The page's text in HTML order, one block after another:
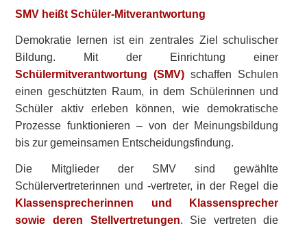
SMV heißt Schüler-Mitverantwortung
Demokratie lernen ist ein zentrales Ziel schulischer
Bildung. Mit der Einrichtung einer
Schülermitverantwortung (SMV) schaffen Schulen
einen geschützten Raum, in dem Schülerinnen und
Schüler aktiv erleben können, wie demokratische
Prozesse funktionieren – von der Meinungsbildung
bis zur gemeinsamen Entscheidungsfindung.
Die Mitglieder der SMV sind gewählte
Schülervertreterinnen und -vertreter, in der Regel die
Klassensprecherinnen und Klassensprecher
sowie deren Stellvertretungen. Sie vertreten die